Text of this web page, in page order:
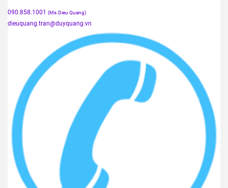
090.858.1001 (Ms.Dieu Quang)
dieuquang.tran@duyquang.vn